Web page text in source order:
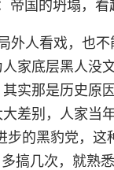
外人看戏，也
家底层黑人没
实那是历史原
差别，人家当
步的黑豹党，这
搞几次，就熟